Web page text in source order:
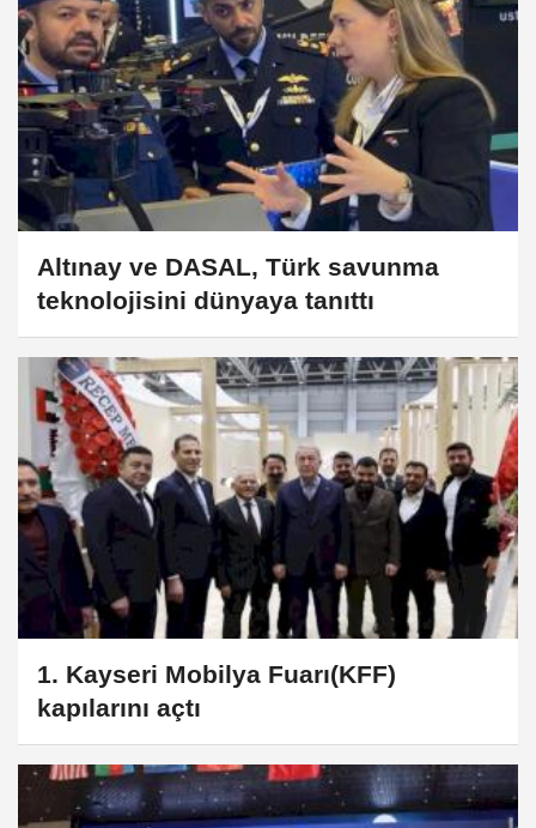
Altınay ve DASAL, Türk savunma
teknolojisini dünyaya tanıttı
1. Kayseri Mobilya Fuarı(KFF)
kapılarını açtı